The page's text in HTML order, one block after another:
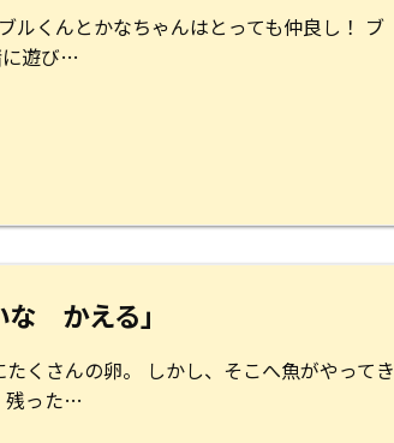
ルくんとかなちゃんはとっても仲良し！ ブ
に遊び…
かえる」
くさんの卵。 しかし、そこへ魚がやってき
残った…